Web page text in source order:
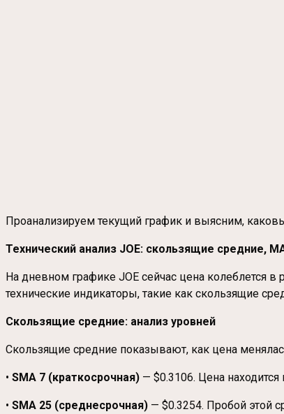
Проанализируем текущий график и выясним,
Технический анализ JOE: скользящие средние,
На дневном графике JOE сейчас цена колеблется
технические индикаторы, такие как скользящие
Скользящие средние: анализ уровней
Скользящие средние показывают, как цена
• SMA 7 (краткосрочная) — $0.3106. Цена
• SMA 25 (среднесрочная) — $0.3254. Пробой этой